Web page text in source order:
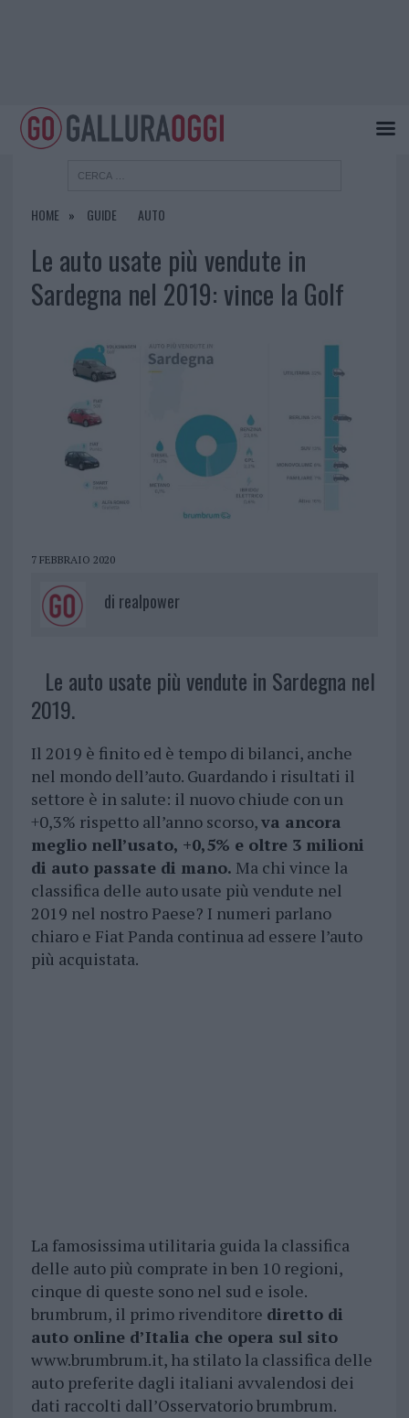
HOME GUIDE AUTO
Le auto usate più vendute in
Sardegna nel 2019: vince la Golf
7 FEBBRAIO 2020
di realpower
Le auto usate più vendute in Sardegna nel
2019.
Il 2019 è finito ed è tempo di bilanci, anche
nel mondo dell’auto. Guardando i risultati il
settore è in salute: il nuovo chiude con un
+0,3% rispetto all’anno scorso,va ancora
meglio nell’usato, +0,5% e oltre 3 milioni
di auto passate di mano. Ma chi vince la
classifica delle auto usate più vendute nel
2019 nel nostro Paese? I numeri parlano
chiaro e Fiat Panda continua ad essere l’auto
più acquistata.
La famosissima utilitaria guida la classifica
delle auto più comprate in ben 10 regioni,
cinque di queste sono nel sud e isole.
brumbrum, il primo rivenditore diretto di
auto online d’Italia che opera sul sito
www.brumbrum.it, ha stilato la classifica delle
auto preferite dagli italiani avvalendosi dei
dati raccolti dall’Osservatorio brumbrum.